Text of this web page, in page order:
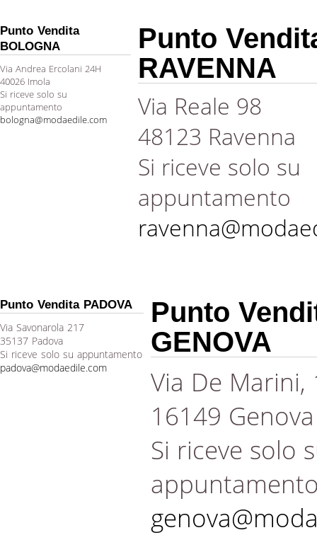
Punto Vendita
BOLOGNA
Via Andrea Ercolani 24H
40026 Imola
Si riceve solo su
appuntamento
bologna@modaedile.com
Punto
RAVENNA
Via Reale 98
48123 Ravenna
Si riceve solo su
appuntamento
Punto Vendita PADOVA
Via Savonarola 217
35137 Padova
Si riceve solo su appuntamento
padova@modaedile.com
Punto
GENOVA
Via De Marini,
16149 Genova
Si riceve solo